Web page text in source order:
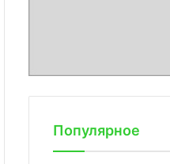
Популярное